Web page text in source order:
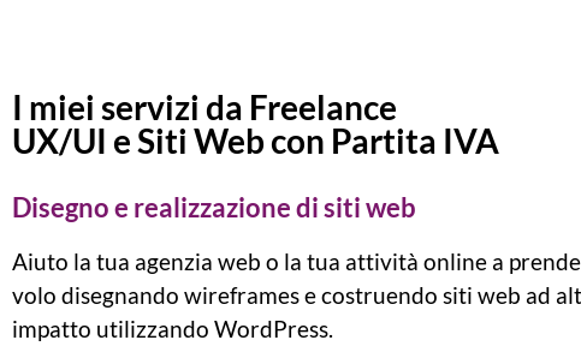
I miei servizi da Freelance
UX/UI e Siti Web con Partita IVA
Disegno e realizzazione di siti web
Aiuto la tua agenzia web o la tua attività online a
volo disegnando wireframes e costruendo siti web ad
impatto utilizzando WordPress.